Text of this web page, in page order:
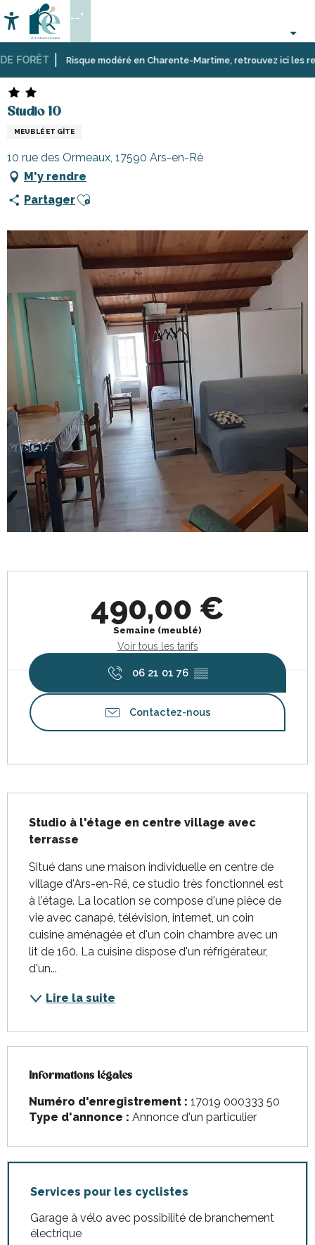
au
contenu
principal
Risque modéré en Charente-Martime, retrouvez ici les
Accessibilité
Recherche
--°
Accueil
SéjournerHébergements
Locations
Ré
Studio 10
Studio 10
MEUBLÉ ET GÎTE
10 rue des Ormeaux, 17590 Ars-en-Ré
M'y rendre
PartagerAjouter aux favoris
490,00 €
Semaine (meublé)
Voir tous les tarifs
06 21 01 76 ▒▒
Contactez-nous
Studio à l'étage en centre village avec
terrasse
Situé dans une maison individuelle en centre de
village d'Ars-en-Ré, ce studio très fonctionnel est
à l'étage. La location se compose d'une pièce de
vie avec canapé, télévision, internet, un coin
cuisine aménagée et d'un coin chambre avec un
lit de 160. La cuisine dispose d'un réfrigérateur,
d'un...
Lire la suite
Informations légales
Informations légales
Numéro d'enregistrement : 17019 000333 50
Type d'annonce : Annonce d'un particulier
Services pour les cyclistes
Garage à vélo avec possibilité de branchement
électrique